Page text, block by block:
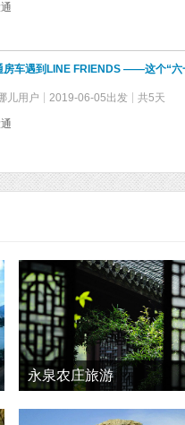
房车遇到LINE FRIENDS ——这个“六
儿用户 2019-06-05出发 共5天
永泉农庄旅游